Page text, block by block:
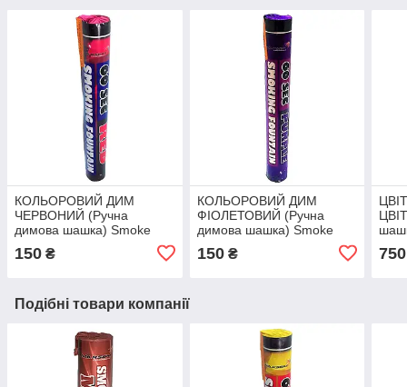
КОЛЬОРОВИЙ ДИМ
ЧЕРВОНИЙ (Ручна
димова шашка) Smoke
MA0512/R
150 ₴
КОЛЬОРОВИЙ ДИМ
ФІОЛЕТОВИЙ (Ручна
димова шашка) Smoke
MA0512/P
150₴ 750
Подібні товари компанії